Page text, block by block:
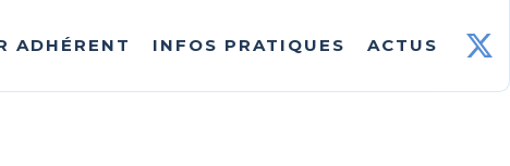
ADHÉRENT INFOS PRATIQUES ACTUS